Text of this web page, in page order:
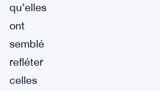
qu’elles
ont
semblé
refléter
celles